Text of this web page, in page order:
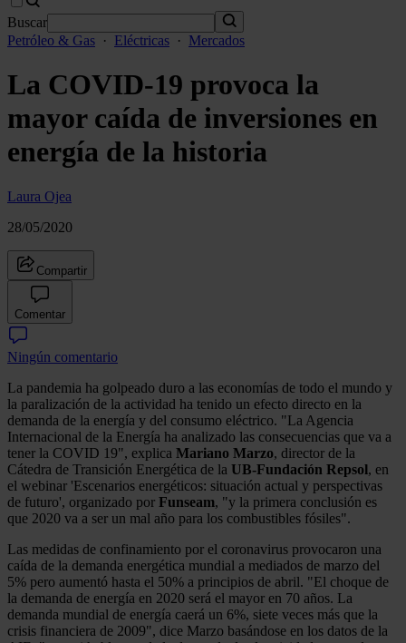
Buscar
Petróleo & Gas · Eléctricas · Mercados
La COVID-19 provoca la
mayor caída de inversiones en
energía de la historia
Laura Ojea
28/05/2020
Compartir
Comentar
Ningún comentario
La pandemia ha golpeado duro a las economías de todo el mundo y
la paralización de la actividad ha tenido un efecto directo en la
demanda de la energía y del consumo eléctrico. "La Agencia
Internacional de la Energía ha analizado las consecuencias que va a
tener la COVID 19", explica Mariano Marzo, director de la
Cátedra de Transición Energética de la UB-Fundación Repsol, en
el webinar 'Escenarios energéticos: situación actual y perspectivas
de futuro', organizado por Funseam, "y la primera conclusión es
que 2020 va a ser un mal año para los combustibles fósiles".
Las medidas de confinamiento por el coronavirus provocaron una
caída de la demanda energética mundial a mediados de marzo del
5% pero aumentó hasta el 50% a principios de abril. "El choque de
la demanda de energía en 2020 será el mayor en 70 años. La
demanda mundial de energía caerá un 6%, siete veces más que la
crisis financiera de 2009", dice Marzo basándose en los datos de la